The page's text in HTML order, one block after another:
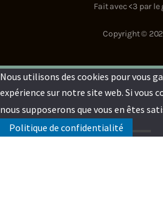
Fait avec <3 par le
Copyright ©
Nous utilisons des cookies pour vous
expérience sur notre site web. Si vous
nous supposerons que vous en êtes
Politique de confidentialité